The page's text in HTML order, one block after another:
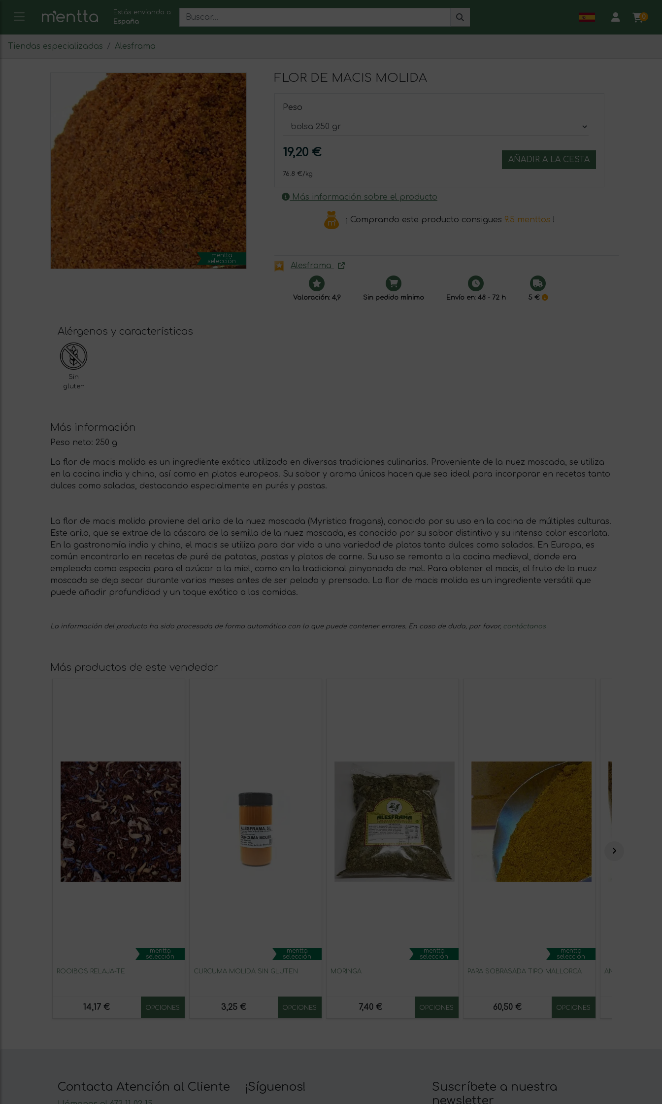
Estás enviando a:
España
0
Tiendas especializadas Alesframa
mentta
selección
FLOR DE MACIS MOLIDA
Peso
19,20 €
76.8 €/kg
AÑADIR A LA CESTA
Más información sobre el producto
¡ Comprando este producto consigues 9.5 menttos !
Alesframa
Valoración: 4,9 Sin pedido mínimo Envío en: 48 - 72 h 5 €
Alérgenos y características
Sin
gluten
Más información
Peso neto: 250 g
La flor de macis molida es un ingrediente exótico utilizado en diversas tradiciones culinarias. Proveniente de la nuez moscada, se utiliza
en la cocina india y china, así como en platos europeos. Su sabor y aroma únicos hacen que sea ideal para incorporar en recetas tanto
dulces como saladas, destacando especialmente en purés y pastas.
La flor de macis molida proviene del arilo de la nuez moscada (Myristica fragans), conocido por su uso en la cocina de múltiples culturas.
Este arilo, que se extrae de la cáscara de la semilla de la nuez moscada, es conocido por su sabor distintivo y su intenso color escarlata.
En la gastronomía india y china, el macis se utiliza para dar vida a una variedad de platos tanto dulces como salados. En Europa, es
común encontrarlo en recetas de puré de patatas, pastas y platos de carne. Su uso se remonta a la cocina medieval, donde era
empleado como especia para el azúcar o la miel, como en la tradicional pinyonada de mel. Para obtener el macis, el fruto de la nuez
moscada se deja secar durante varios meses antes de ser pelado y prensado. La flor de macis molida es un ingrediente versátil que
puede añadir profundidad y un toque exótico a las comidas.
La información del producto ha sido procesada de forma automática con lo que puede contener errores. En caso de duda, por favor, contáctanos
Más productos de este vendedor
mentta
selección
ROOIBOS RELAJA-TÉ
14,17 € OPCIONES
mentta
selección
CURCUMA MOLIDA SIN GLUTEN
3,25 € OPCIONES
mentta
selección
MORINGA
7,40 € OPCIONES
mentta
selección
PARA SOBRASADA TIPO MALLORCA
60,50 € OPCIONES
ANIS VERDE
Contacta Atención al Cliente ¡Síguenos!
Suscríbete a nuestra
newsletter